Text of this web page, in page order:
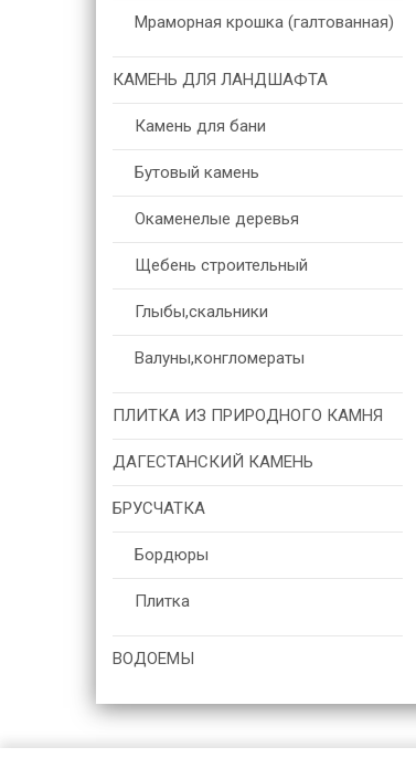
Мраморная крошка (галтованная)
КАМЕНЬ ДЛЯ ЛАНДШАФТА
Камень для бани
Бутовый камень
Окаменелые деревья
Щебень строительный
Глыбы,скальники
Валуны,конгломераты
ПЛИТКА ИЗ ПРИРОДНОГО КАМНЯ
ДАГЕСТАНСКИЙ КАМЕНЬ
БРУСЧАТКА
Бордюры
Плитка
ВОДОЕМЫ